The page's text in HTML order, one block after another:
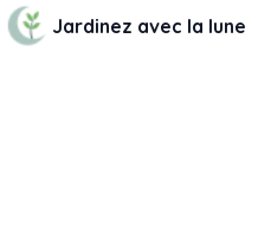
Jardinez avec la lune